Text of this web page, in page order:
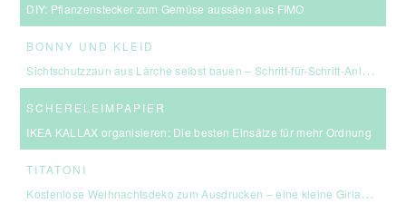
DIY: Pflanzenstecker zum Gemüse aussäen aus FIMO
BONNY UND KLEID
Sichtschutzzaun aus Lärche selbst bauen – Schritt-für-Schritt-Anleitung & Kosten
SCHERELEIMPAPIER
IKEA KALLAX organisieren: Die besten Einsätze für mehr Ordnung
TITATONI
Kostenlose Weihnachtsdeko zum Ausdrucken – eine kleine Girlande für euer Zuhause ☆